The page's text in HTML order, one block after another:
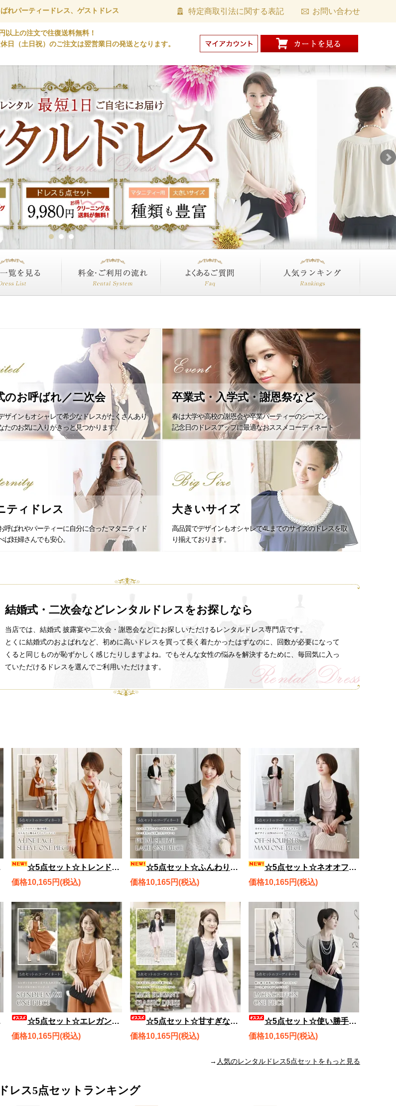
れパーティードレス、ゲストドレス 特定商取引法に関する表記 お問い合わせ
以上の注文で往復送料無料！
日（土日祝）のご注文は翌営業日の発送となります。
のお呼ばれ／二次会
ザインもオシャレで希少なドレスがたくさんあり
たのお気に入りがきっと見つかります。
卒業式・入学式・謝恩祭など
春は大学や高校の謝恩会や卒業パーティーのシーズン。
記念日のドレスアップに最適なおススメコーディネート
ティドレス
呼ばれやパーティーに自分に合ったマタニティド
ば妊婦さんでも安心。
大きいサイズ
高品質でデザインもオシャレで4Lまでのサイズのドレスを取
り揃えております。
結婚式・二次会などレンタルドレスをお探しなら
当店では、結婚式 披露宴や二次会・謝恩会などにお探しいただけるレンタルドレス専門店です。
とくに結婚式のおよばれなど、初めに高いドレスを買って長く着たかったはずなのに、回数が必要になって
くると同じものが恥ずかしく感じたりしますよね。でもそんな女性の悩みを解決するために、毎回気に入っ
ていただけるドレスを選んでご利用いただけます。
☆5点セット☆トレンドのカフス袖が可愛い、Aラインレーススリーブワンピース、ラウンドペプラムボレロ、バッグ、ネックレス、ブレスレット rdset2854
価格10,165円(税込)
☆5点セット☆ふんわり花びらスリーブが大人可愛い、チューリップスリーブレースワンピース、スタイリッシュジャケット風ボレロ、バッグ、ネックレス、ブレスレット rdset2799
価格10,165円(税込)
☆5点セット☆ネオオフショルデザインがシティライク、2WAYオフショルマキシワンピース、スタイリッシュジャケット風ボレロ、バッグ、ネックレス、ブレスレット rdset2796
価格10,165円(税込)
☆5点セット☆エレガントなマキシ丈で大人のエレガンス スピンドルマキシワンピース、ジャケット風ボレロ、バッグ、ネックレス、ブレスレット rdset2643
価格10,165円(税込)
☆5点セット☆甘すぎない、だけど可愛い大人ドレス レースエレガントクラシックドレス、ラウンドペプラムボレロ、バッグ、ネックレス、ブレスレット rdset2554
価格10,165円(税込)
☆5点セット☆使い勝手抜群！オシャレセットアップ レース＆シフォンセットアップ、オトナのハンサムボレロ、バッグ、ネックレス、ブレスレット rdset2661
価格10,165円(税込)
→ 人気のレンタルドレス5点セットをもっと見る
レス5点セットランキング